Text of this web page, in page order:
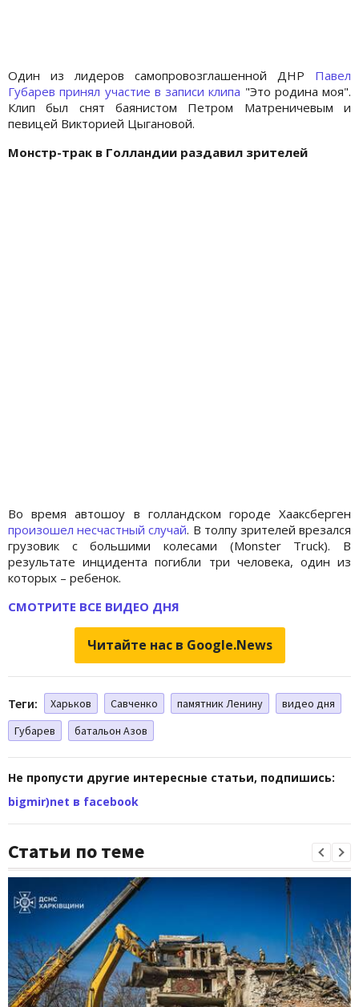
Один из лидеров самопровозглашенной ДНР Павел
Губарев принял участие в записи клипа "Это родина моя".
Клип был снят баянистом Петром Матреничевым и
певицей Викторией Цыгановой.
Монстр-трак в Голландии раздавил зрителей
Во время автошоу в голландском городе Хааксберген
произошел несчастный случай. В толпу зрителей врезался
грузовик с большими колесами (Monster Truck). В
результате инцидента погибли три человека, один из
которых – ребенок.
СМОТРИТЕ ВСЕ ВИДЕО ДНЯ
Читайте нас в Google.News
Теги: Харьков Савченко памятник Ленину
видео дня
Губарев
батальон Азов
Не пропусти другие интересные статьи, подпишись:
bigmir)net в facebook
Статьи по теме